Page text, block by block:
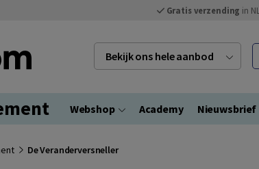
Gratis verzending in
Bekijk ons hele aanbod
Webshop Academy Nieuwsbrief
De Veranderversneller